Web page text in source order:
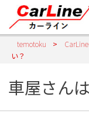
temotoku >
い？
車屋さん